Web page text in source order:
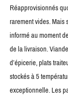
Réapprovisionnés
rarement vides. Mais
informé au moment
de la livraison.
d’épicerie, plats
stockés à 5
exceptionnelle. Les